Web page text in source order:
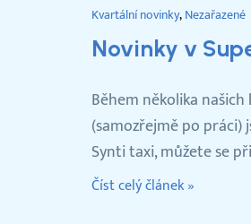
Kvartální novinky Nezařazené
Novinky v
Během několika
(samozřejmě po práci)
Synti taxi, můžete se
Číst celý článek »